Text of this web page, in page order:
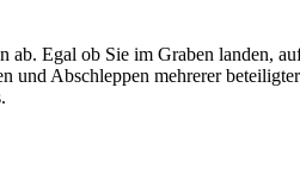
Egal ob Sie im Graben landen,
Abschleppen mehrerer